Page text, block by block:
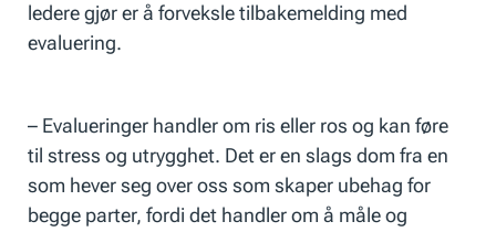
ledere gjør er å forveksle tilbakemelding med
evaluering.
– Evalueringer handler om ris eller ros og kan føre
til stress og utrygghet. Det er en slags dom fra en
som hever seg over oss som skaper ubehag for
begge parter, fordi det handler om å måle og